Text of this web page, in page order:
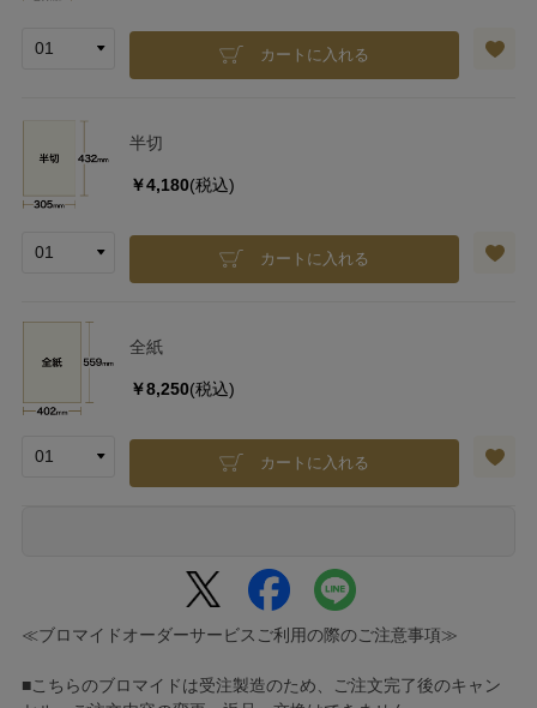
カートに入れる
半切
￥4,180(税込)
カートに入れる
全紙
￥8,250(税込)
カートに入れる
≪ブロマイドオーダーサービスご利用の際のご注意事項≫
■こちらのブロマイドは受注製造のため、ご注文完了後のキャン